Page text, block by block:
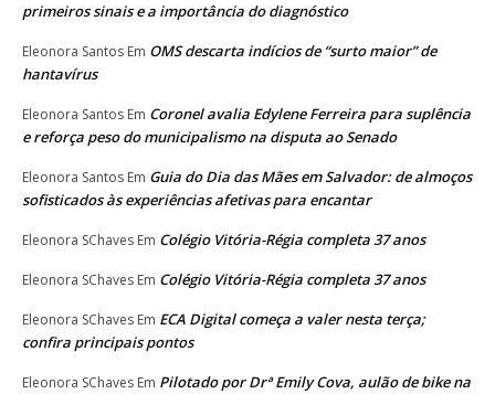
primeiros sinais e a importância do diagnóstico
Eleonora Santos Em OMS descarta indícios de “surto maior” de
hantavírus
Eleonora Santos Em Coronel avalia Edylene Ferreira para suplência
e reforça peso do municipalismo na disputa ao Senado
Eleonora Santos Em Guia do Dia das Mães em Salvador: de almoços
sofisticados às experiências afetivas para encantar
Eleonora SChaves Em Colégio Vitória-Régia completa 37 anos
Eleonora SChaves Em Colégio Vitória-Régia completa 37 anos
Eleonora SChaves Em ECA Digital começa a valer nesta terça;
confira principais pontos
Eleonora SChaves Em Pilotado por Drª Emily Cova, aulão de bike na